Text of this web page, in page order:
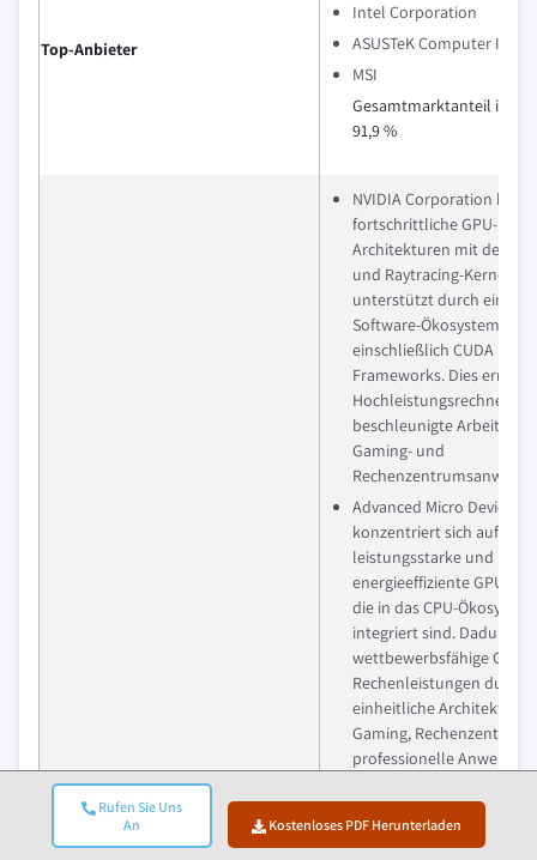
Rufen Sie Uns
An
Kostenloses PDF Herunterladen
Top-Anbieter
Intel Corporation
ASUSTeK Computer Inc.
MSI
Gesamtmarktanteil im
91,9 %
NVIDIA Corporation bietet
fortschrittliche GPU-
Architekturen mit
und Raytracing-Kernen,
unterstützt durch ein
Software-Ökosystem
einschließlich CUDA und
Frameworks. Dies
Hochleistungsrechnen
beschleunigte
Gaming- und
Advanced Micro Devices
konzentriert sich auf
leistungsstarke und
energieeffiziente GPU-
die in das CPU-Ökosystem
integriert sind. Dadurch
wettbewerbsfähige
Rechenleistungen durch
einheitliche
Gaming, Rechenzentren
professionelle
Intel Corporation
sich auf integrierte und